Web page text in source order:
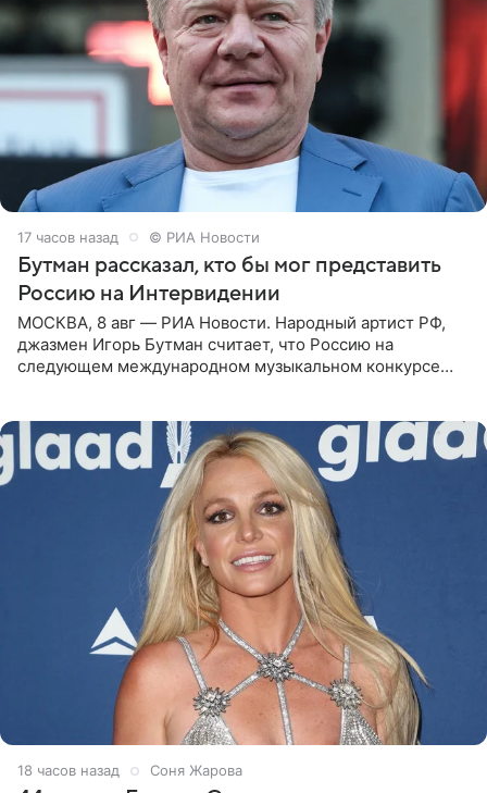
17 часов назад © РИА Новости
Бутман рассказал, кто бы мог представить
Россию на Интервидении
МОСКВА, 8 авг — РИА Новости. Народный артист РФ,
джазмен Игорь Бутман считает, что Россию на
следующем международном музыкальном конкурсе
18 часов назад Соня Жарова